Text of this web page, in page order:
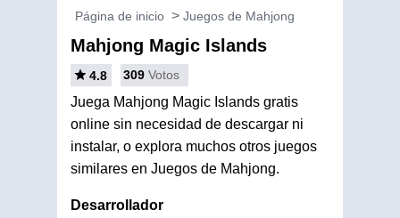
Página de inicio Juegos de Mahjong
Mahjong Magic Islands
4.8 309 Votos
Juega Mahjong Magic Islands gratis
online sin necesidad de descargar ni
instalar, o explora muchos otros juegos
similares en Juegos de Mahjong.
Desarrollador